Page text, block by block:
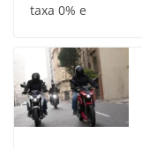
taxa 0% e